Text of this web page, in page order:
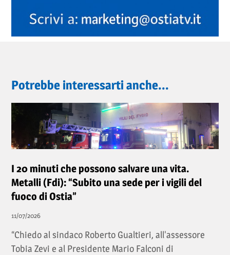
Potrebbe interessarti anche...
I 20 minuti che possono salvare una vita.
Metalli (Fdi): “Subito una sede per i vigili del
fuoco di Ostia”
11/07/2026
“Chiedo al sindaco Roberto Gualtieri, all'assessore
Tobia Zevi e al Presidente Mario Falconi di